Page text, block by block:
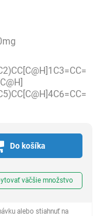
Do košíka
väčšie množstvo
alebo stiahnuť na